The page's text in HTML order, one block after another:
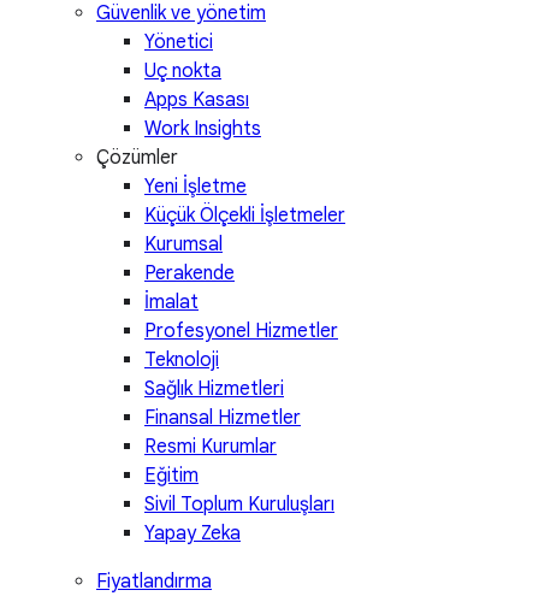
Güvenlik ve yönetim
Yönetici
Uç nokta
Apps Kasası
Work Insights
Çözümler
Yeni İşletme
Küçük Ölçekli İşletmeler
Kurumsal
Perakende
İmalat
Profesyonel Hizmetler
Teknoloji
Sağlık Hizmetleri
Finansal Hizmetler
Resmi Kurumlar
Eğitim
Sivil Toplum Kuruluşları
Yapay Zeka
Fiyatlandırma